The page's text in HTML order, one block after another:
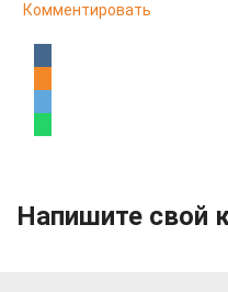
Комментировать
Напишите свой